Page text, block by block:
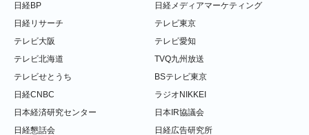
日経BP
日経メディアマーケティング
日経リサーチ
テレビ東京
テレビ大阪
テレビ愛知
テレビ北海道
TVQ九州放送
テレビせとうち
BSテレビ東京
日経CNBC
ラジオNIKKEI
日本経済研究センター
日本IR協議会
日経懇話会
日経広告研究所